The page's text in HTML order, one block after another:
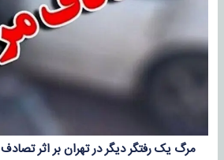
مرگ یک رفتگر دیگر در تهران بر اثر تصادف